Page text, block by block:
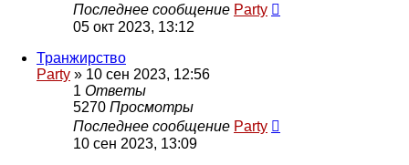
Последнее сообщение Party
05 окт 2023, 13:12
Транжирство
Party » 10 сен 2023, 12:56
1 Ответы
5270 Просмотры
Последнее сообщение Party
10 сен 2023, 13:09